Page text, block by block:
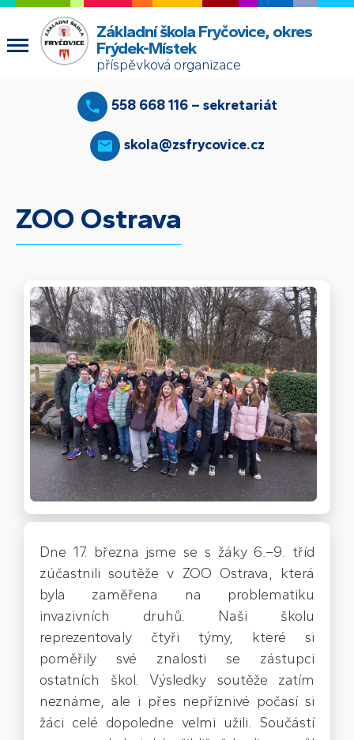
Základní škola Fryčovice, okres
Frýdek-Místek
příspěvková organizace
558 668 116 – sekretariát
skola@zsfrycovice.cz
ZOO Ostrava
Dne 17. března jsme se s žáky 6.–9. tříd
zúčastnili soutěže v ZOO Ostrava, která
byla zaměřena na problematiku
invazivních druhů. Naši školu
reprezentovaly čtyři týmy, které si
poměřily své znalosti se zástupci
ostatních škol. Výsledky soutěže zatím
neznáme, ale i přes nepříznivé počasí si
žáci celé dopoledne velmi užili. Součástí